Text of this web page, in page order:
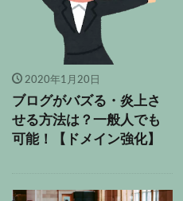
2020年1月20日
ブログがバズる・炎上さ
せる方法は？一般人でも
可能！【ドメイン強化】